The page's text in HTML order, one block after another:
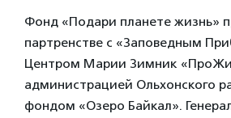
Фонд «Подари планете жизнь»
партренстве с «Заповедным
Центром Марии Зимник
администрацией Ольхонского
фондом «Озеро Байкал».